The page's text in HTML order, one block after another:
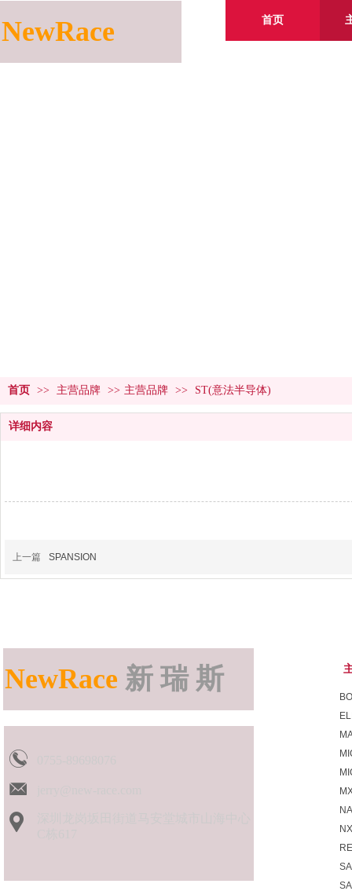
NewRace 首页
首页 >> 主营品牌 >> 主营品牌 >> ST(意法半导体)
详细内容
上一篇 SPANSION
NewRace 新 瑞 斯